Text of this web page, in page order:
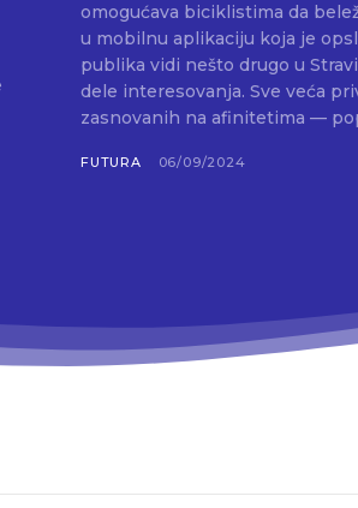
omogućava biciklistima da
u mobilnu aplikaciju koja je
publika vidi nešto drugo u
dele interesovanja. Sve veća
zasnovanih na afinitetima —
FUTURA 06/09/2024